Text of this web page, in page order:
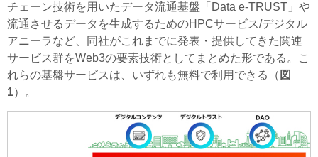
チェーン技術を用いたデータ流通基盤「Data e-TRUST」や
流通させるデータを生成するためのHPCサービス/デジタル
アニーラなど、同社がこれまでに発表・提供してきた関連
サービス群をWeb3の要素技術としてまとめた形である。こ
れらの基盤サービスは、いずれも無料で利用できる（ 図
1）。